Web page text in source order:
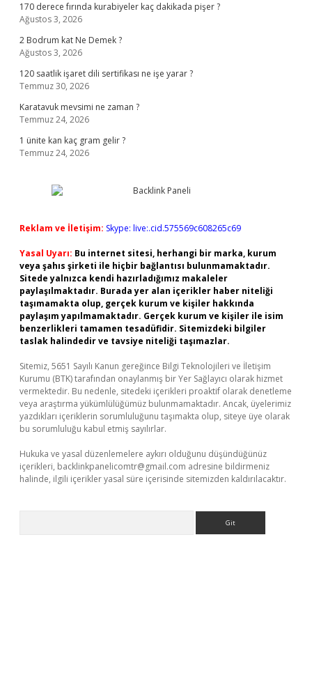
170 derece fırında kurabiyeler kaç dakikada pişer ?
Ağustos 3, 2026
2 Bodrum kat Ne Demek ?
Ağustos 3, 2026
120 saatlik işaret dili sertifikası ne işe yarar ?
Temmuz 30, 2026
Karatavuk mevsimi ne zaman ?
Temmuz 24, 2026
1 ünite kan kaç gram gelir ?
Temmuz 24, 2026
Reklam ve İletişim: Skype: live:.cid.575569c608265c69
Yasal Uyarı: Bu internet sitesi, herhangi bir marka, kurum
veya şahıs şirketi ile hiçbir bağlantısı bulunmamaktadır.
Sitede yalnızca kendi hazırladığımız makaleler
paylaşılmaktadır. Burada yer alan içerikler haber niteliği
taşımamakta olup, gerçek kurum ve kişiler hakkında
paylaşım yapılmamaktadır. Gerçek kurum ve kişiler ile isim
benzerlikleri tamamen tesadüfidir. Sitemizdeki bilgiler
taslak halindedir ve tavsiye niteliği taşımazlar.
Sitemiz, 5651 Sayılı Kanun gereğince Bilgi Teknolojileri ve İletişim
Kurumu (BTK) tarafından onaylanmış bir Yer Sağlayıcı olarak hizmet
vermektedir. Bu nedenle, sitedeki içerikleri proaktif olarak denetleme
veya araştırma yükümlülüğümüz bulunmamaktadır. Ancak, üyelerimiz
yazdıkları içeriklerin sorumluluğunu taşımakta olup, siteye üye olarak
bu sorumluluğu kabul etmiş sayılırlar.
Hukuka ve yasal düzenlemelere aykırı olduğunu düşündüğünüz
içerikleri, backlinkpanelicomtr@gmail.com adresine bildirmeniz
halinde, ilgili içerikler yasal süre içerisinde sitemizden kaldırılacaktır.